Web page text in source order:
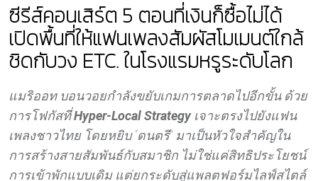
ซีรีส์คอนเสิร์ต 5 ตอนที่เงินก็ซื้อไม่ได้
เปิดพื้นที่ให้แฟนเพลงสัมผัสโมเมนต์ใกล้
ชิดกับวง ETC. ในโรงแรมหรูระดับโลก
แมริออท บอนวอยกำลังขยับเกมการตลาดไปอีกขั้น ด้วย
การโฟกัสที่Hyper-Local Strategyเจาะตรงไปยังแฟน
เพลงชาวไทย โดยหยิบ “ดนตรี” มาเป็นหัวใจสำคัญใน
การสร้างสายสัมพันธ์กับสมาชิก ไม่ใช่แค่สิทธิประโยชน์
การเข้าพักแบบเดิม แต่ยกระดับสู่แพลตฟอร์มไลฟ์สไตล์